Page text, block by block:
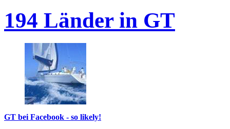
194 Länder in GT
GT bei Facebook - so likely!